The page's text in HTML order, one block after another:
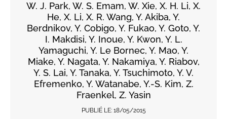
W. J. Park, W. S. Emam, W. Xie, X. H. Li, X.
He, X. Li, X. R. Wang, Y. Akiba, Y.
Berdnikov, Y. Cobigo, Y. Fukao, Y. Goto, Y.
I. Makdisi, Y. Inoue, Y. Kwon, Y. L.
Yamaguchi, Y. Le Bornec, Y. Mao, Y.
Miake, Y. Nagata, Y. Nakamiya, Y. Riabov,
Y. S. Lai, Y. Tanaka, Y. Tsuchimoto, Y. V.
Efremenko, Y. Watanabe, Y.-S. Kim, Z.
Fraenkel, Z. Yasin
PUBLIÉ LE: 18/05/2015